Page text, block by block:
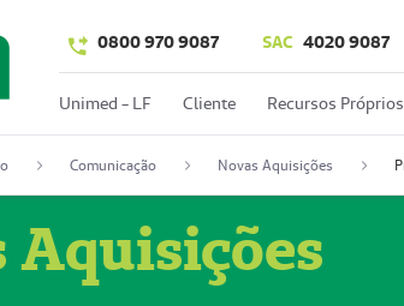
0800 970 9087 SAC 4020 9087
Unimed - LF Cliente Recursos Próprios
Comunicação Novas Aquisições
Aquisições